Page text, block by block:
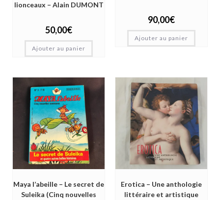
lionceaux – Alain DUMONT
50,00€
Ajouter au panier
90,00€
Ajouter au panier
Maya l’abeille – Le secret de
Suleika (Cinq nouvelles
Erotica – Une anthologie
littéraire et artistique